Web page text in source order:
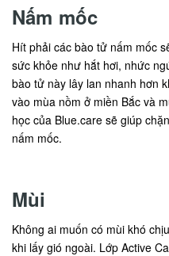
Nấm mốc
Hít phải các bào tử nấm mốc
sức khỏe như hắt hơi, nhức
bào tử này lây lan nhanh hơn
vào mùa nồm ở miền Bắc và
học của Blue.care sẽ giúp
nấm mốc.
Mùi
Không ai muốn có mùi khó
khi lấy gió ngoài. Lớp Active